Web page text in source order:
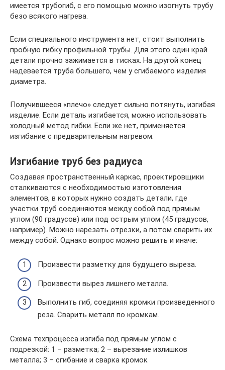
имеется трубогиб, с его помощью можно изогнуть трубу
безо всякого нагрева.
Если специального инструмента нет, стоит выполнить
пробную гибку профильной трубы. Для этого один край
детали прочно зажимается в тисках. На другой конец
надевается труба большего, чем у сгибаемого изделия
диаметра.
Получившееся «плечо» следует сильно потянуть, изгибая
изделие. Если деталь изгибается, можно использовать
холодный метод гибки. Если же нет, применяется
изгибание с предварительным нагревом.
Изгибание труб без радиуса
Создавая пространственный каркас, проектировщики
сталкиваются с необходимостью изготовления
элементов, в которых нужно создать детали, где
участки труб соединяются между собой под прямым
углом (90 градусов) или под острым углом (45 градусов,
например). Можно нарезать отрезки, а потом сварить их
между собой. Однако вопрос можно решить и иначе:
Произвести разметку для будущего выреза.
Произвести вырез лишнего металла.
Выполнить гиб, соединяя кромки произведенного
реза. Сварить металл по кромкам.
Схема техпроцесса изгиба под прямым углом с
подрезкой: 1 – разметка; 2 – вырезание излишков
металла; 3 – сгибание и сварка кромок